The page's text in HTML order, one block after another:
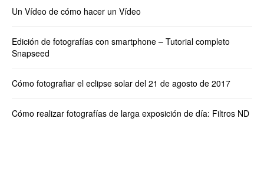
Un Vídeo de cómo hacer un Vídeo
Edición de fotografías con smartphone – Tutorial completo
Snapseed
Cómo fotografiar el eclipse solar del 21 de agosto de 2017
Cómo realizar fotografías de larga exposición de día: Filtros ND